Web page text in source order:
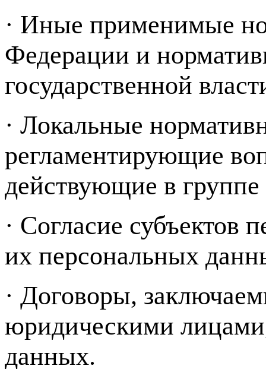
· Иные применимые
Федерации и
государственной
· Локальные
регламентирующие
действующие в
· Согласие субъектов
их персональных
· Договоры,
юридическими
данных.